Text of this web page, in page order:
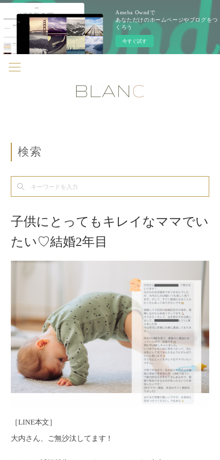
Ameba Owndで
あなただけのホームページやブログをつ
くろう
今すぐ試す
検索
子供にとってもキレイなママでい
たい♡結婚2年目
［LINE本文］
大内さん、ご無沙汰してます！